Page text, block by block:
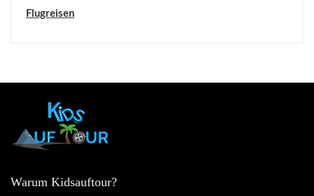
Flugreisen
Warum Kidsauftour?